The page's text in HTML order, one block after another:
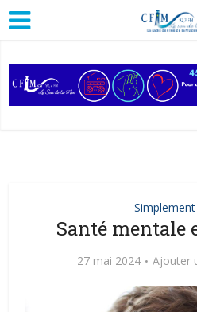
Santé mentale
27 mai 2024 Ajouter